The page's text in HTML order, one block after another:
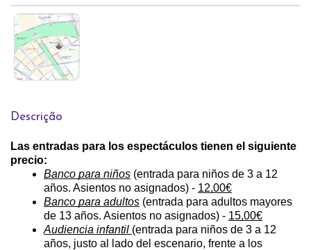
Descrição
Las entradas para los espectáculos tienen el siguiente
precio:
Banco para niños (entrada para niños de 3 a 12
años. Asientos no asignados) - 12,00€
Banco para adultos (entrada para adultos mayores
de 13 años. Asientos no asignados) - 15,00€
Audiencia infantil (entrada para niños de 3 a 12
años, justo al lado del escenario, frente a los